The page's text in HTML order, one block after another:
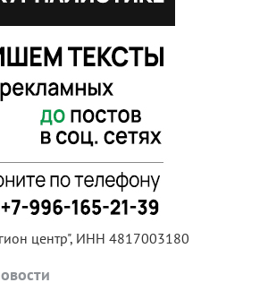
центр", ИНН 4817003180